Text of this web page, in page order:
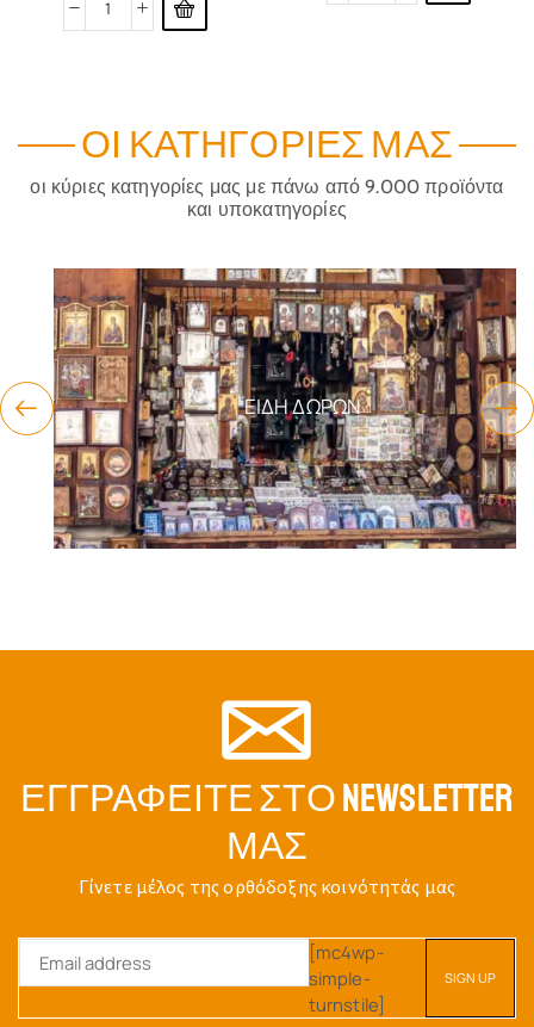
ΟΙ ΚΑΤΗΓΟΡΊΕΣ ΜΑΣ
οι κύριες κατηγορίες μας με πάνω από 9.000 προϊόντα
και υποκατηγορίες
ΕΊΔΗ ΔΏΡΩΝ
ΕΓΓΡΑΦΕΊΤΕ ΣΤΟ NEWSLETTER
ΜΑΣ
Γίνετε μέλος της ορθόδοξης κοινότητάς μας
[mc4wp-
simple-
turnstile]